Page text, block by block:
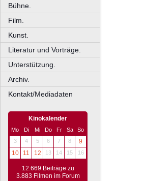
Bühne.
Film.
Kunst.
Literatur und Vorträge.
Unterstützung.
Archiv.
Kontakt/Mediadaten
Kinokalender
Mo Di Mi Do Fr Sa
So
3
4 5 6 7 8
9
10
11 12 13 14 15 16
12.669 Beiträge zu
3.883 Filmen im Forum